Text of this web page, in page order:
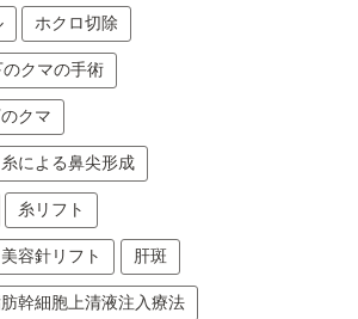
ホクロ切除
クマの手術
クマ
糸による鼻尖形成
糸リフト
美容針リフト 肝斑
幹細胞上清液注入療法